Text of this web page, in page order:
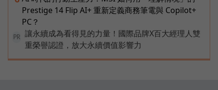
Prestige 14 Flip AI+ 重新定義商務筆電與 Copilot+
PC？
PR
讓永續成為看得見的力量！國際品牌X百大經理人雙
重榮譽認證，放大永續價值影響力